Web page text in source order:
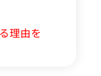
理由を